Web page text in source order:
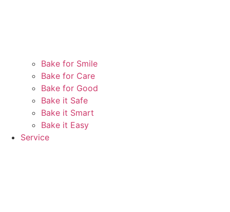
Bake for Smile
Bake for Care
Bake for Good
Bake it Safe
Bake it Smart
Bake it Easy
Service